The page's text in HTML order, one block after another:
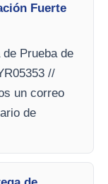
Fuerte
Prueba de
//
un correo
de